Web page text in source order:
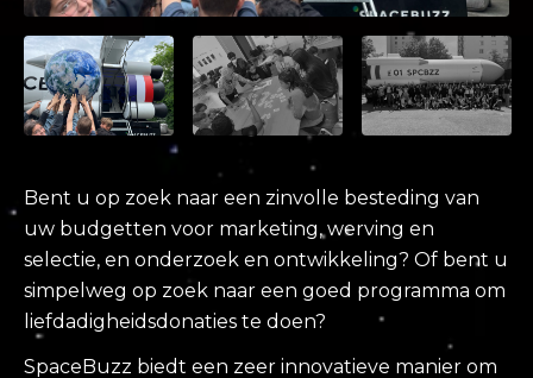
Bent u op zoek naar een zinvolle besteding van
uw budgetten voor marketing, werving en
selectie, en onderzoek en ontwikkeling? Of bent u
simpelweg op zoek naar een goed programma om
liefdadigheidsdonaties te doen?
SpaceBuzz biedt een zeer innovatieve manier om